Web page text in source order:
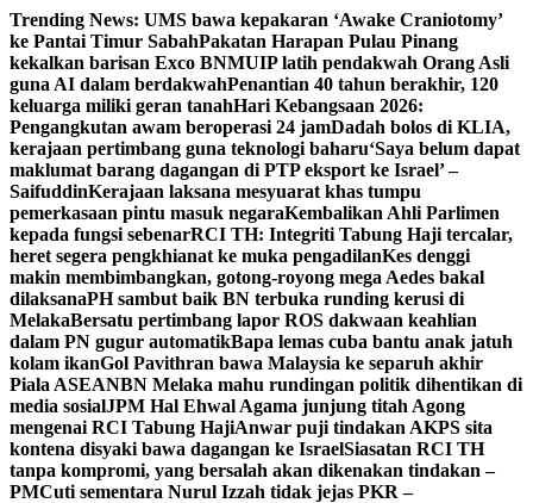
Skip
to
content
Trending News: UMS bawa kepakaran ‘Awake Craniotomy’
ke Pantai Timur SabahPakatan Harapan Pulau Pinang
kekalkan barisan Exco BNMUIP latih pendakwah Orang Asli
guna AI dalam berdakwahPenantian 40 tahun berakhir, 120
keluarga miliki geran tanahHari Kebangsaan 2026:
Pengangkutan awam beroperasi 24 jamDadah bolos di KLIA,
kerajaan pertimbang guna teknologi baharu‘Saya belum dapat
maklumat barang dagangan di PTP eksport ke Israel’ –
SaifuddinKerajaan laksana mesyuarat khas tumpu
pemerkasaan pintu masuk negaraKembalikan Ahli Parlimen
kepada fungsi sebenarRCI TH: Integriti Tabung Haji tercalar,
heret segera pengkhianat ke muka pengadilanKes denggi
makin membimbangkan, gotong-royong mega Aedes bakal
dilaksanaPH sambut baik BN terbuka runding kerusi di
MelakaBersatu pertimbang lapor ROS dakwaan keahlian
dalam PN gugur automatikBapa lemas cuba bantu anak jatuh
kolam ikanGol Pavithran bawa Malaysia ke separuh akhir
Piala ASEANBN Melaka mahu rundingan politik dihentikan di
media sosialJPM Hal Ehwal Agama junjung titah Agong
mengenai RCI Tabung HajiAnwar puji tindakan AKPS sita
kontena disyaki bawa dagangan ke IsraelSiasatan RCI TH
tanpa kompromi, yang bersalah akan dikenakan tindakan –
PMCuti sementara Nurul Izzah tidak jejas PKR –